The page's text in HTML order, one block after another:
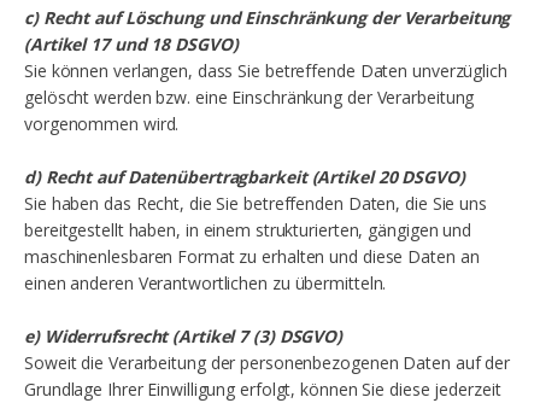
c) Recht auf Löschung und Einschränkung der Verarbeitung
(Artikel 17 und 18 DSGVO)
Sie können verlangen, dass Sie betreffende Daten unverzüglich
gelöscht werden bzw. eine Einschränkung der Verarbeitung
vorgenommen wird.
d) Recht auf Datenübertragbarkeit (Artikel 20 DSGVO)
Sie haben das Recht, die Sie betreffenden Daten, die Sie uns
bereitgestellt haben, in einem strukturierten, gängigen und
maschinenlesbaren Format zu erhalten und diese Daten an
einen anderen Verantwortlichen zu übermitteln.
e) Widerrufsrecht (Artikel 7 (3) DSGVO)
Soweit die Verarbeitung der personenbezogenen Daten auf der
Grundlage Ihrer Einwilligung erfolgt, können Sie diese jederzeit